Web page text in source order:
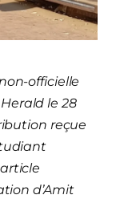
officielle
le 28
reçue
d’Amit